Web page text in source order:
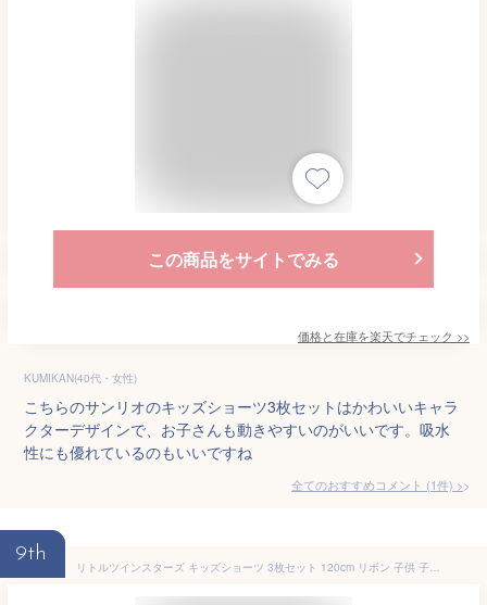
この商品をサイトでみる
価格と在庫を楽天でチェック >>
KUMIKAN(40代・女性)
こちらのサンリオのキッズショーツ3枚セットはかわいいキャラ
クターデザインで、お子さんも動きやすいのがいいです。吸水
性にも優れているのもいいですね
全てのおすすめコメント (1件) >
9th
リトルツインスターズ キッズショーツ 3枚セット 120cm リボン 子供 子ども キャラクター サンリオ sanrio